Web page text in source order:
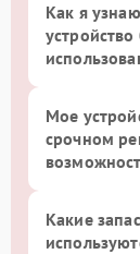
Как я
устройство
Мое
срочном
Какие